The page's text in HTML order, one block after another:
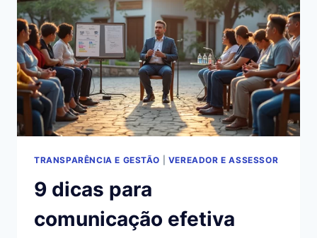
QUE
DIZ
A
LGPD?
TRANSPARÊNCIA E GESTÃO VEREADOR E ASSESSOR
9 dicas para
comunicação efetiva